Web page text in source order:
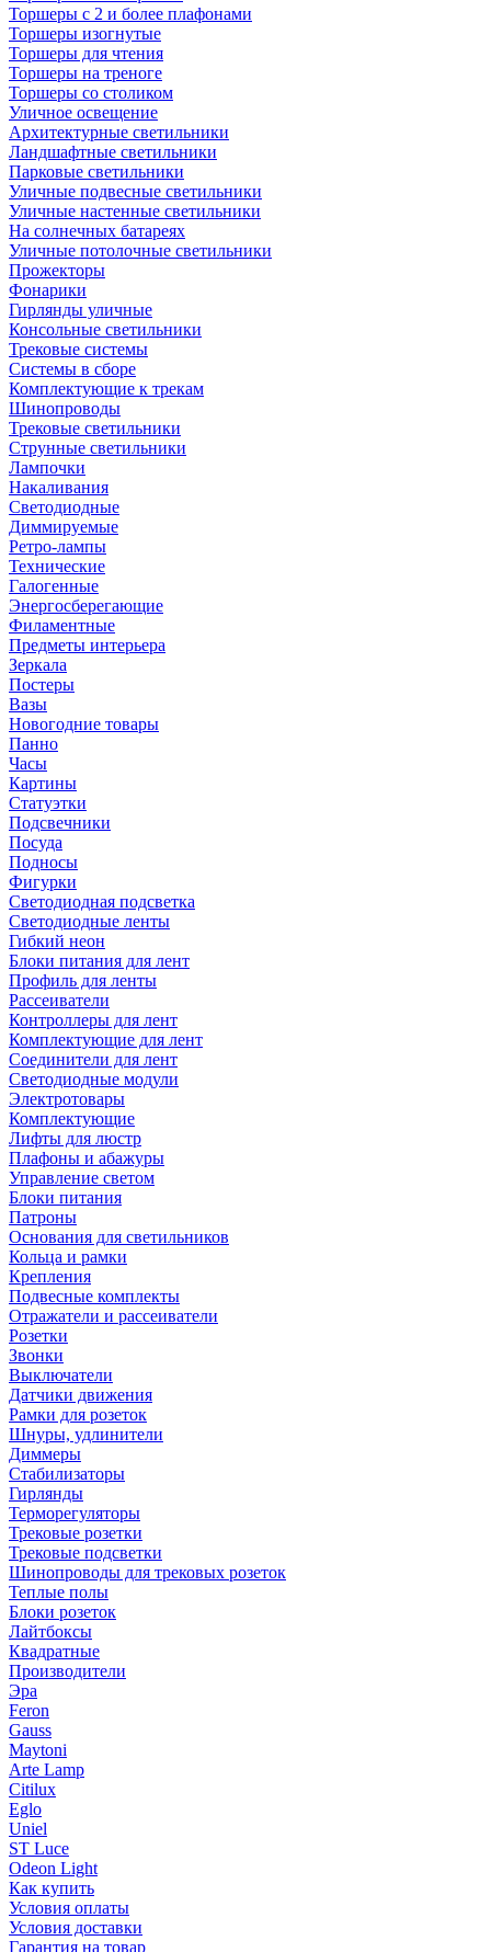
Торшеры с 2 и более плафонами
Торшеры изогнутые
Торшеры для чтения
Торшеры на треноге
Торшеры со столиком
Уличное освещение
Архитектурные светильники
Ландшафтные светильники
Парковые светильники
Уличные подвесные светильники
Уличные настенные светильники
На солнечных батареях
Уличные потолочные светильники
Прожекторы
Фонарики
Гирлянды уличные
Консольные светильники
Трековые системы
Системы в сборе
Комплектующие к трекам
Шинопроводы
Трековые светильники
Струнные светильники
Лампочки
Накаливания
Светодиодные
Диммируемые
Ретро-лампы
Технические
Галогенные
Энергосберегающие
Филаментные
Предметы интерьера
Зеркала
Постеры
Вазы
Новогодние товары
Панно
Часы
Картины
Статуэтки
Подсвечники
Посуда
Подносы
Фигурки
Светодиодная подсветка
Светодиодные ленты
Гибкий неон
Блоки питания для лент
Профиль для ленты
Рассеиватели
Контроллеры для лент
Комплектующие для лент
Соединители для лент
Светодиодные модули
Электротовары
Комплектующие
Лифты для люстр
Плафоны и абажуры
Управление светом
Блоки питания
Патроны
Основания для светильников
Кольца и рамки
Крепления
Подвесные комплекты
Отражатели и рассеиватели
Розетки
Звонки
Выключатели
Датчики движения
Рамки для розеток
Шнуры, удлинители
Диммеры
Стабилизаторы
Гирлянды
Терморегуляторы
Трековые розетки
Трековые подсветки
Шинопроводы для трековых розеток
Теплые полы
Блоки розеток
Лайтбоксы
Квадратные
Производители
Эра
Feron
Gauss
Maytoni
Arte Lamp
Citilux
Eglo
Uniel
ST Luce
Odeon Light
Как купить
Условия оплаты
Условия доставки
Гарантия на товар